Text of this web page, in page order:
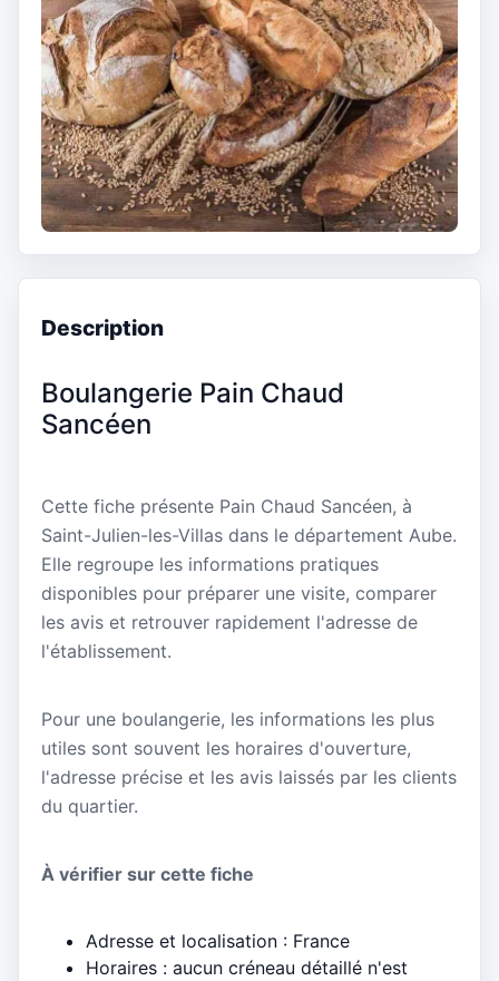
Description
Boulangerie Pain Chaud
Sancéen
Cette fiche présente Pain Chaud Sancéen, à
Saint-Julien-les-Villas dans le département Aube.
Elle regroupe les informations pratiques
disponibles pour préparer une visite, comparer
les avis et retrouver rapidement l'adresse de
l'établissement.
Pour une boulangerie, les informations les plus
utiles sont souvent les horaires d'ouverture,
l'adresse précise et les avis laissés par les clients
du quartier.
À vérifier sur cette fiche
Adresse et localisation : France
Horaires : aucun créneau détaillé n'est